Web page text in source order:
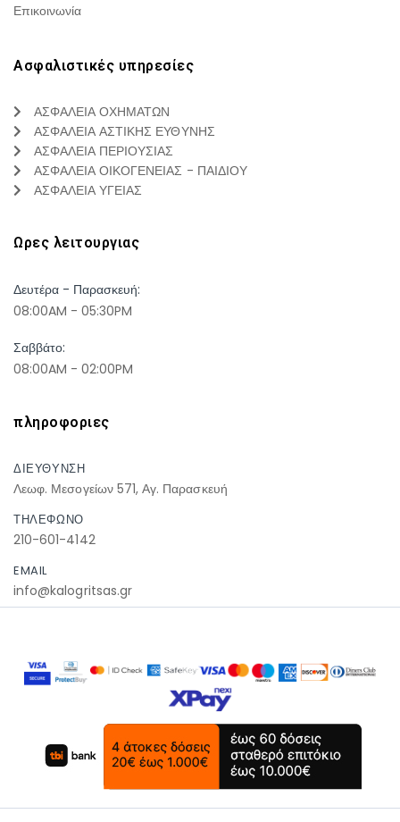
Επικοινωνία
Ασφαλιστικές υπηρεσίες
ΑΣΦΑΛΕΙΑ ΟΧΗΜΑΤΩΝ
ΑΣΦΑΛΕΙΑ ΑΣΤΙΚΗΣ ΕΥΘΥΝΗΣ
ΑΣΦΑΛΕΙΑ ΠΕΡΙΟΥΣΙΑΣ
ΑΣΦΑΛΕΙΑ ΟΙΚΟΓΕΝΕΙΑΣ - ΠΑΙΔΙΟΥ
ΑΣΦΑΛΕΙΑ ΥΓΕΙΑΣ
Ωρες λειτουργιας
Δευτέρα - Παρασκευή:
08:00AM - 05:30PM
Σαββάτο:
08:00AM - 02:00PM
πληροφοριες
ΔΙΕΥΘΥΝΣΗ
Λεωφ. Μεσογείων 571, Αγ. Παρασκευή
ΤΗΛΕΦΩΝΟ
210-601-4142
EMAIL
info@kalogritsas.gr